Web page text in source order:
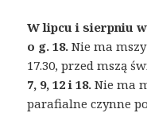
W lipcu i sierpniu
o g. 18. Nie ma
17.30, przed mszą
7, 9, 12 i 18.Nie ma
parafialne czynne